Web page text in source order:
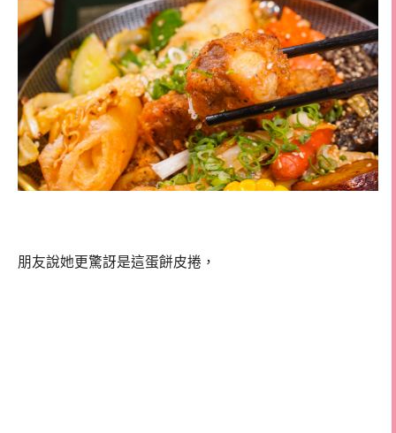
朋友說她更驚訝是這蛋餅皮捲，